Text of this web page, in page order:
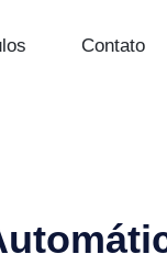
Contato